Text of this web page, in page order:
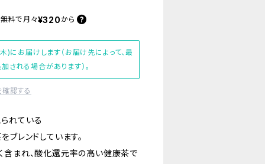
料で月々¥320 から
にお届けします（お届け先によって、最
される場合があります）。
認する
れている
レンドしています。
含まれ、酸化還元率の高い健康茶で